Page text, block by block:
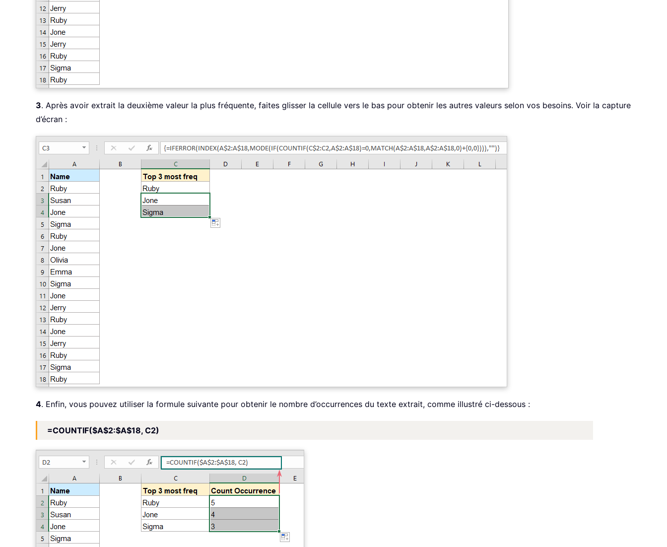
3. Après avoir extrait la deuxième valeur la plus fréquente, faites glisser la cellule vers le bas pour obtenir les autres valeurs selon vos besoins. Voir la capture
d’écran :
4. Enfin, vous pouvez utiliser la formule suivante pour obtenir le nombre d’occurrences du texte extrait, comme illustré ci-dessous :
=COUNTIF($A$2:$A$18, C2)